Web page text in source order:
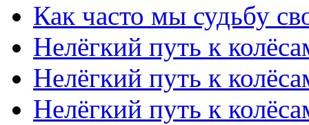
Как часто мы судьбу
Нелёгкий путь к
Нелёгкий путь к
Нелёгкий путь к